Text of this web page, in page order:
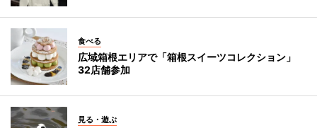
食べる
広域箱根エリアで「箱根スイーツコレクション」
32店舗参加
見る・遊ぶ